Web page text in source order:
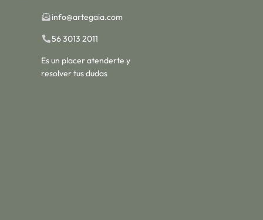
info@artegaia.com
56 3013 2011
Es un placer atenderte y
resolver tus dudas